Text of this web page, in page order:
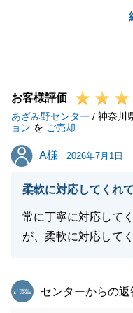
し、大変恐縮してお
迅速かつ丁寧な対応
手続き面でのフォロ
ざいません。
私共といたしまして
をお任せいただける
の「至れり尽くせり
本当にありがとうご
今後とも、不動産に
ございましたら、些
お客様評価
あざみ野センター / 神奈川
ョン を ご売却
A様
A様 2026年7月1日
柔軟に対応してくれ
常に丁寧に対応して
が、柔軟に対応して
東急リバブル
センターからの返